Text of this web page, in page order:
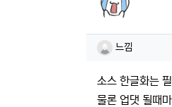
느낌님의
느낌
소스 한글화는
물론 업댓 될때